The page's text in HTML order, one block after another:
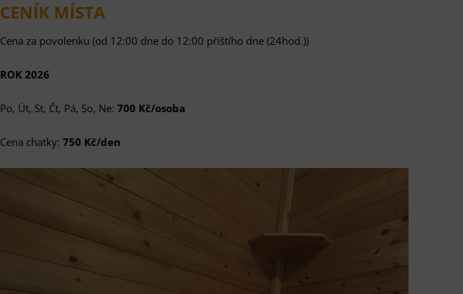
CENÍK MÍSTA
Cena za povolenku (od 12:00 dne do 12:00 příštího dne (24hod.))
ROK 2026
Po, Út, St, Čt, Pá, So, Ne: 700 Kč/osoba
Cena chatky: 750 Kč/den